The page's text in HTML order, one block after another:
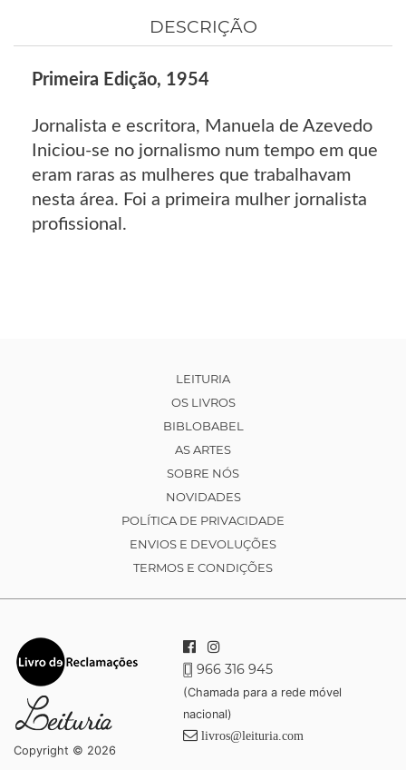
DESCRIÇÃO
Primeira Edição, 1954
Jornalista e escritora, Manuela de Azevedo
Iniciou-se no jornalismo num tempo em que
eram raras as mulheres que trabalhavam
nesta área. Foi a primeira mulher jornalista
profissional.
LEITURIA
OS LIVROS
BIBLOBABEL
AS ARTES
SOBRE NÓS
NOVIDADES
POLÍTICA DE PRIVACIDADE
ENVIOS E DEVOLUÇÕES
TERMOS E CONDIÇÕES
Copyright © 2026
966 316 945
(Chamada para a rede móvel
nacional)
livros@leituria.com